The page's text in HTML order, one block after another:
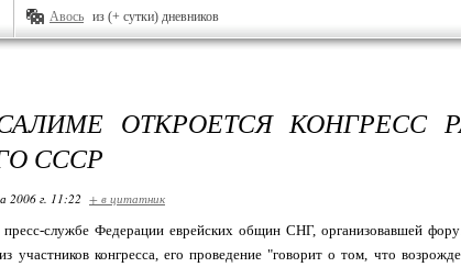
Авось из (+ сутки) дневников
ОТКРОЕТСЯ КОНГРЕСС
СССР
2006 г. 11:22 + в цитатник
службе Федерации еврейских общин СНГ, организовавшей
участников конгресса, его проведение "говорит о том, что